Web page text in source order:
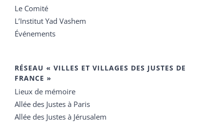
Le Comité
L’Institut Yad Vashem
Événements
RÉSEAU « VILLES ET VILLAGES DES JUSTES DE
FRANCE »
Lieux de mémoire
Allée des Justes à Paris
Allée des Justes à Jérusalem